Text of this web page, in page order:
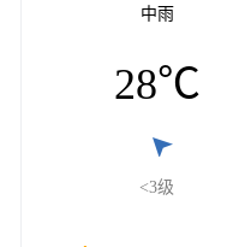
中雨
28℃
<3级